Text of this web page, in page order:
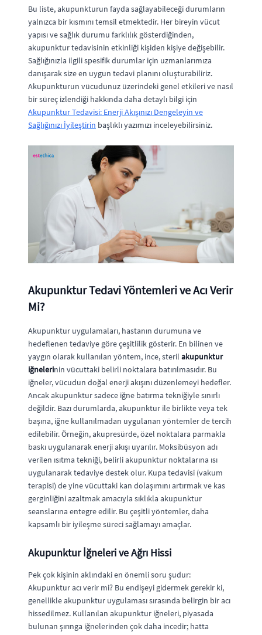
Bu liste, akupunkturun fayda sağlayabileceği durumların
yalnızca bir kısmını temsil etmektedir. Her bireyin vücut
yapısı ve sağlık durumu farklılık gösterdiğinden,
akupunktur tedavisinin etkinliği kişiden kişiye değişebilir.
Sağlığınızla ilgili spesifik durumlar için uzmanlarımıza
danışarak size en uygun tedavi planını oluşturabiliriz.
Akupunkturun vücudunuz üzerindeki genel etkileri ve nasıl
bir süreç izlendiği hakkında daha detaylı bilgi için
Akupunktur Tedavisi: Enerji Akışınızı Dengeleyin ve
Sağlığınızı İyileştirin başlıklı yazımızı inceleyebilirsiniz.
Akupunktur Tedavi Yöntemleri ve Acı Verir
Mi?
Akupunktur uygulamaları, hastanın durumuna ve
hedeflenen tedaviye göre çeşitlilik gösterir. En bilinen ve
yaygın olarak kullanılan yöntem, ince, steril akupunktur
iğnelerinin vücuttaki belirli noktalara batırılmasıdır. Bu
iğneler, vücudun doğal enerji akışını düzenlemeyi hedefler.
Ancak akupunktur sadece iğne batırma tekniğiyle sınırlı
değildir. Bazı durumlarda, akupunktur ile birlikte veya tek
başına, iğne kullanılmadan uygulanan yöntemler de tercih
edilebilir. Örneğin, akupresürde, özel noktalara parmakla
baskı uygulanarak enerji akışı uyarılır. Moksibüsyon adı
verilen ısıtma tekniği, belirli akupunktur noktalarına ısı
uygulanarak tedaviye destek olur. Kupa tedavisi (vakum
terapisi) de yine vücuttaki kan dolaşımını artırmak ve kas
gerginliğini azaltmak amacıyla sıklıkla akupunktur
seanslarına entegre edilir. Bu çeşitli yöntemler, daha
kapsamlı bir iyileşme süreci sağlamayı amaçlar.
Akupunktur İğneleri ve Ağrı Hissi
Pek çok kişinin aklındaki en önemli soru şudur:
Akupunktur acı verir mi? Bu endişeyi gidermek gerekir ki,
genellikle akupunktur uygulaması sırasında belirgin bir acı
hissedilmez. Kullanılan akupunktur iğneleri, piyasada
bulunan şırınga iğnelerinden çok daha incedir; hatta